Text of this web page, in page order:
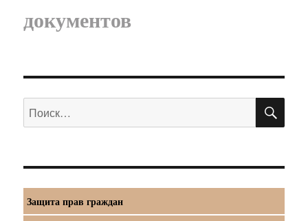
документов
Искать:
Защита прав граждан